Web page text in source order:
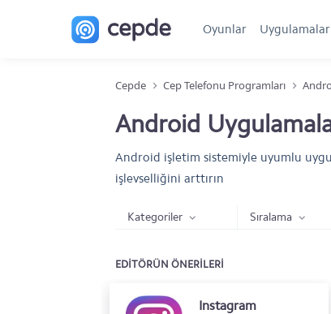
Oyunlar Uygulamalar
Cepde Cep Telefonu Programları
Android
Android işletim sistemiyle uyumlu
işlevselliğini arttırın
Kategoriler Sıralama
EDİTÖRÜN ÖNERİLERİ
Instagram